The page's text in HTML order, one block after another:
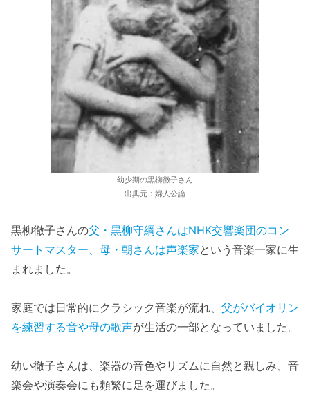
幼少期の黒柳徹子さん
出典元：婦人公論
黒柳徹子さんの父・黒柳守綱さんはNHK交響楽団のコン
サートマスター、母・朝さんは声楽家という音楽一家に生
まれました。
家庭では日常的にクラシック音楽が流れ、 父がバイオリン
を練習する音や母の歌声が生活の一部となっていました。
幼い徹子さんは、楽器の音色やリズムに自然と親しみ、音
楽会や演奏会にも頻繁に足を運びました。